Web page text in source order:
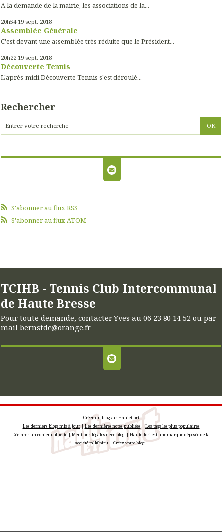
A la demande de la mairie, les associations de la...
20h54 19 sept. 2018
Assemblée Générale
C'est devant une assemblée très réduite que le Président...
20h22 19 sept. 2018
Découverte Tennis
L'après-midi Découverte Tennis s'est déroulé...
Rechercher
S'abonner au flux RSS
S'abonner au flux ATOM
TCIHB - Tennis Club Intercommunal
de Haute Bresse
Pour toute demande, contacter Yves au 06 23 80 14 52 ou par
mail bernstdc@orange.fr
Créer un blogsurHautetfort
Les derniers blogs mis à jour|Les dernières notes publiées |Les tags les plus populaires
Déclarer un contenu illicite|Mentions légales de ce blog| Hautetfortest une marque déposée de la
société talkSpirit | Créez votreblog!